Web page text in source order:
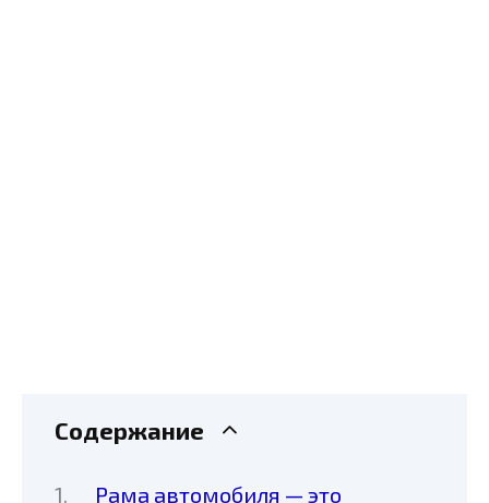
Содержание
Рама автомобиля — это